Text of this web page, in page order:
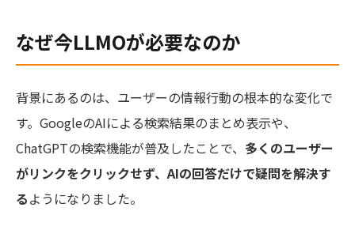
なぜ今LLMOが必要なのか
背景にあるのは、ユーザーの情報行動の根本的な変化で
す。GoogleのAIによる検索結果のまとめ表示や、
ChatGPTの検索機能が普及したことで、 多くのユーザー
がリンクをクリックせず、AIの回答だけで疑問を解決す
るようになりました。